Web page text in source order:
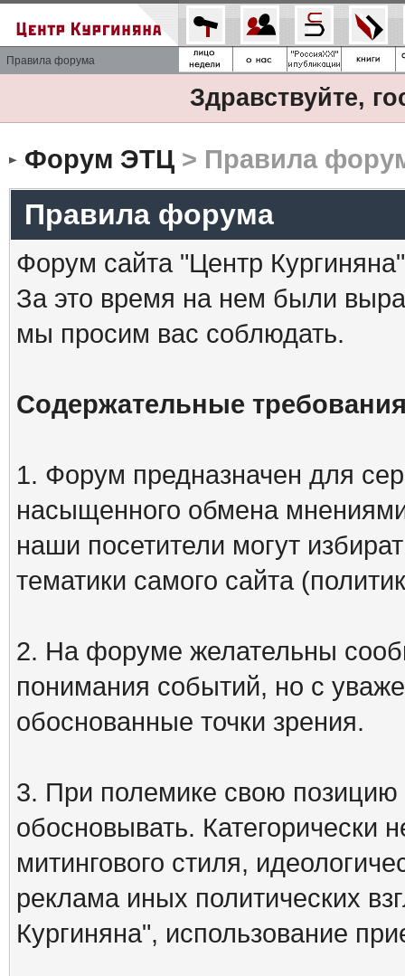
Правила форума
Здравствуйте,
Форум ЭТЦ> Правила
Правила форума
Форум сайта "Центр
За это время на нем были
мы просим вас соблюдать.
Содержательные
1. Форум предназначен для
насыщенного обмена
наши посетители могут
тематики самого сайта
2. На форуме желательны
понимания событий, но с
обоснованные точки зрения.
3. При полемике свою
обосновывать. Категорически
митингового стиля,
реклама иных политических
Кургиняна", использование